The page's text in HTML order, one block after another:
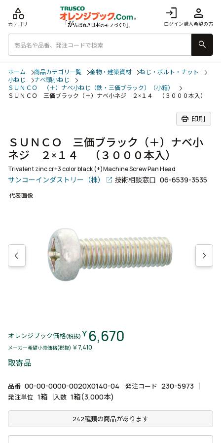
login
ログイン
person
購入希望の方
category
カテゴリ
search
ホーム 商品カテゴリ一覧 金物・建築資材
ねじ・ボルト・ナット
小ねじ
ナベ頭小ねじ
ＳＵＮＣＯ （＋）ナベ小ねじ（鉄・三価ブラック）（小箱）
ＳＵＮＣＯ 三価ブラック（＋）ナベ小ネジ ２×１４ （３０００本入）
print 印刷
ＳＵＮＣＯ 三価ブラック（＋）ナベ小
ネジ ２×１４ （３０００本入）
Trivalent zinc cr+3 color black (+)Machine Screw Pan Head
サンコーインダストリー（株） 技術相談窓口 06-6539-3535
代表画像
オレンジブック価格(税抜) ￥ 6,670
メーカー希望小売価格(税抜) ￥7,410
取寄品
品番 00-00-0000-0020X0140-04 発注コード 230-5973
発注単位 1箱 入数 1箱(3,000本)
242種類の商品があります